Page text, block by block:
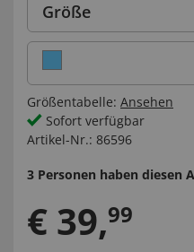
Größe
Größentabelle: Ansehen
Sofort verfügbar
Artikel-Nr.: 86596
3 Personen haben diesen
€ 39,99